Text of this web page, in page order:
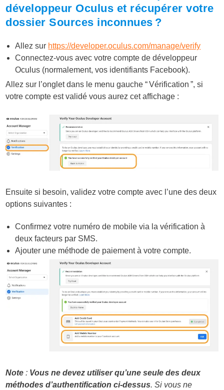
développeur Oculus et récupérer votre
dossier Sources inconnues ?
Allez sur https://developer.oculus.com/manage/verify
Connectez-vous avec votre compte de développeur
Oculus (normalement, vos identifiants Facebook).
Allez sur l’onglet dans le menu gauche “ Vérification ”, si
votre compte est validé vous aurez cet affichage :
Ensuite si besoin, validez votre compte avec l’une des deux
options suivantes :
Confirmez votre numéro de mobile via la vérification à
deux facteurs par SMS.
Ajouter une méthode de paiement à votre compte.
Note : Vous ne devez utiliser qu’une seule des deux
méthodes d’authentification ci-dessus. Si vous ne